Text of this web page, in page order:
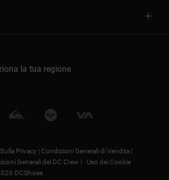
la tua regione
Privacy |Condizioni Generali di Vendita |
Generali del DC Crew |
Uso dei Cookie
DCShoes